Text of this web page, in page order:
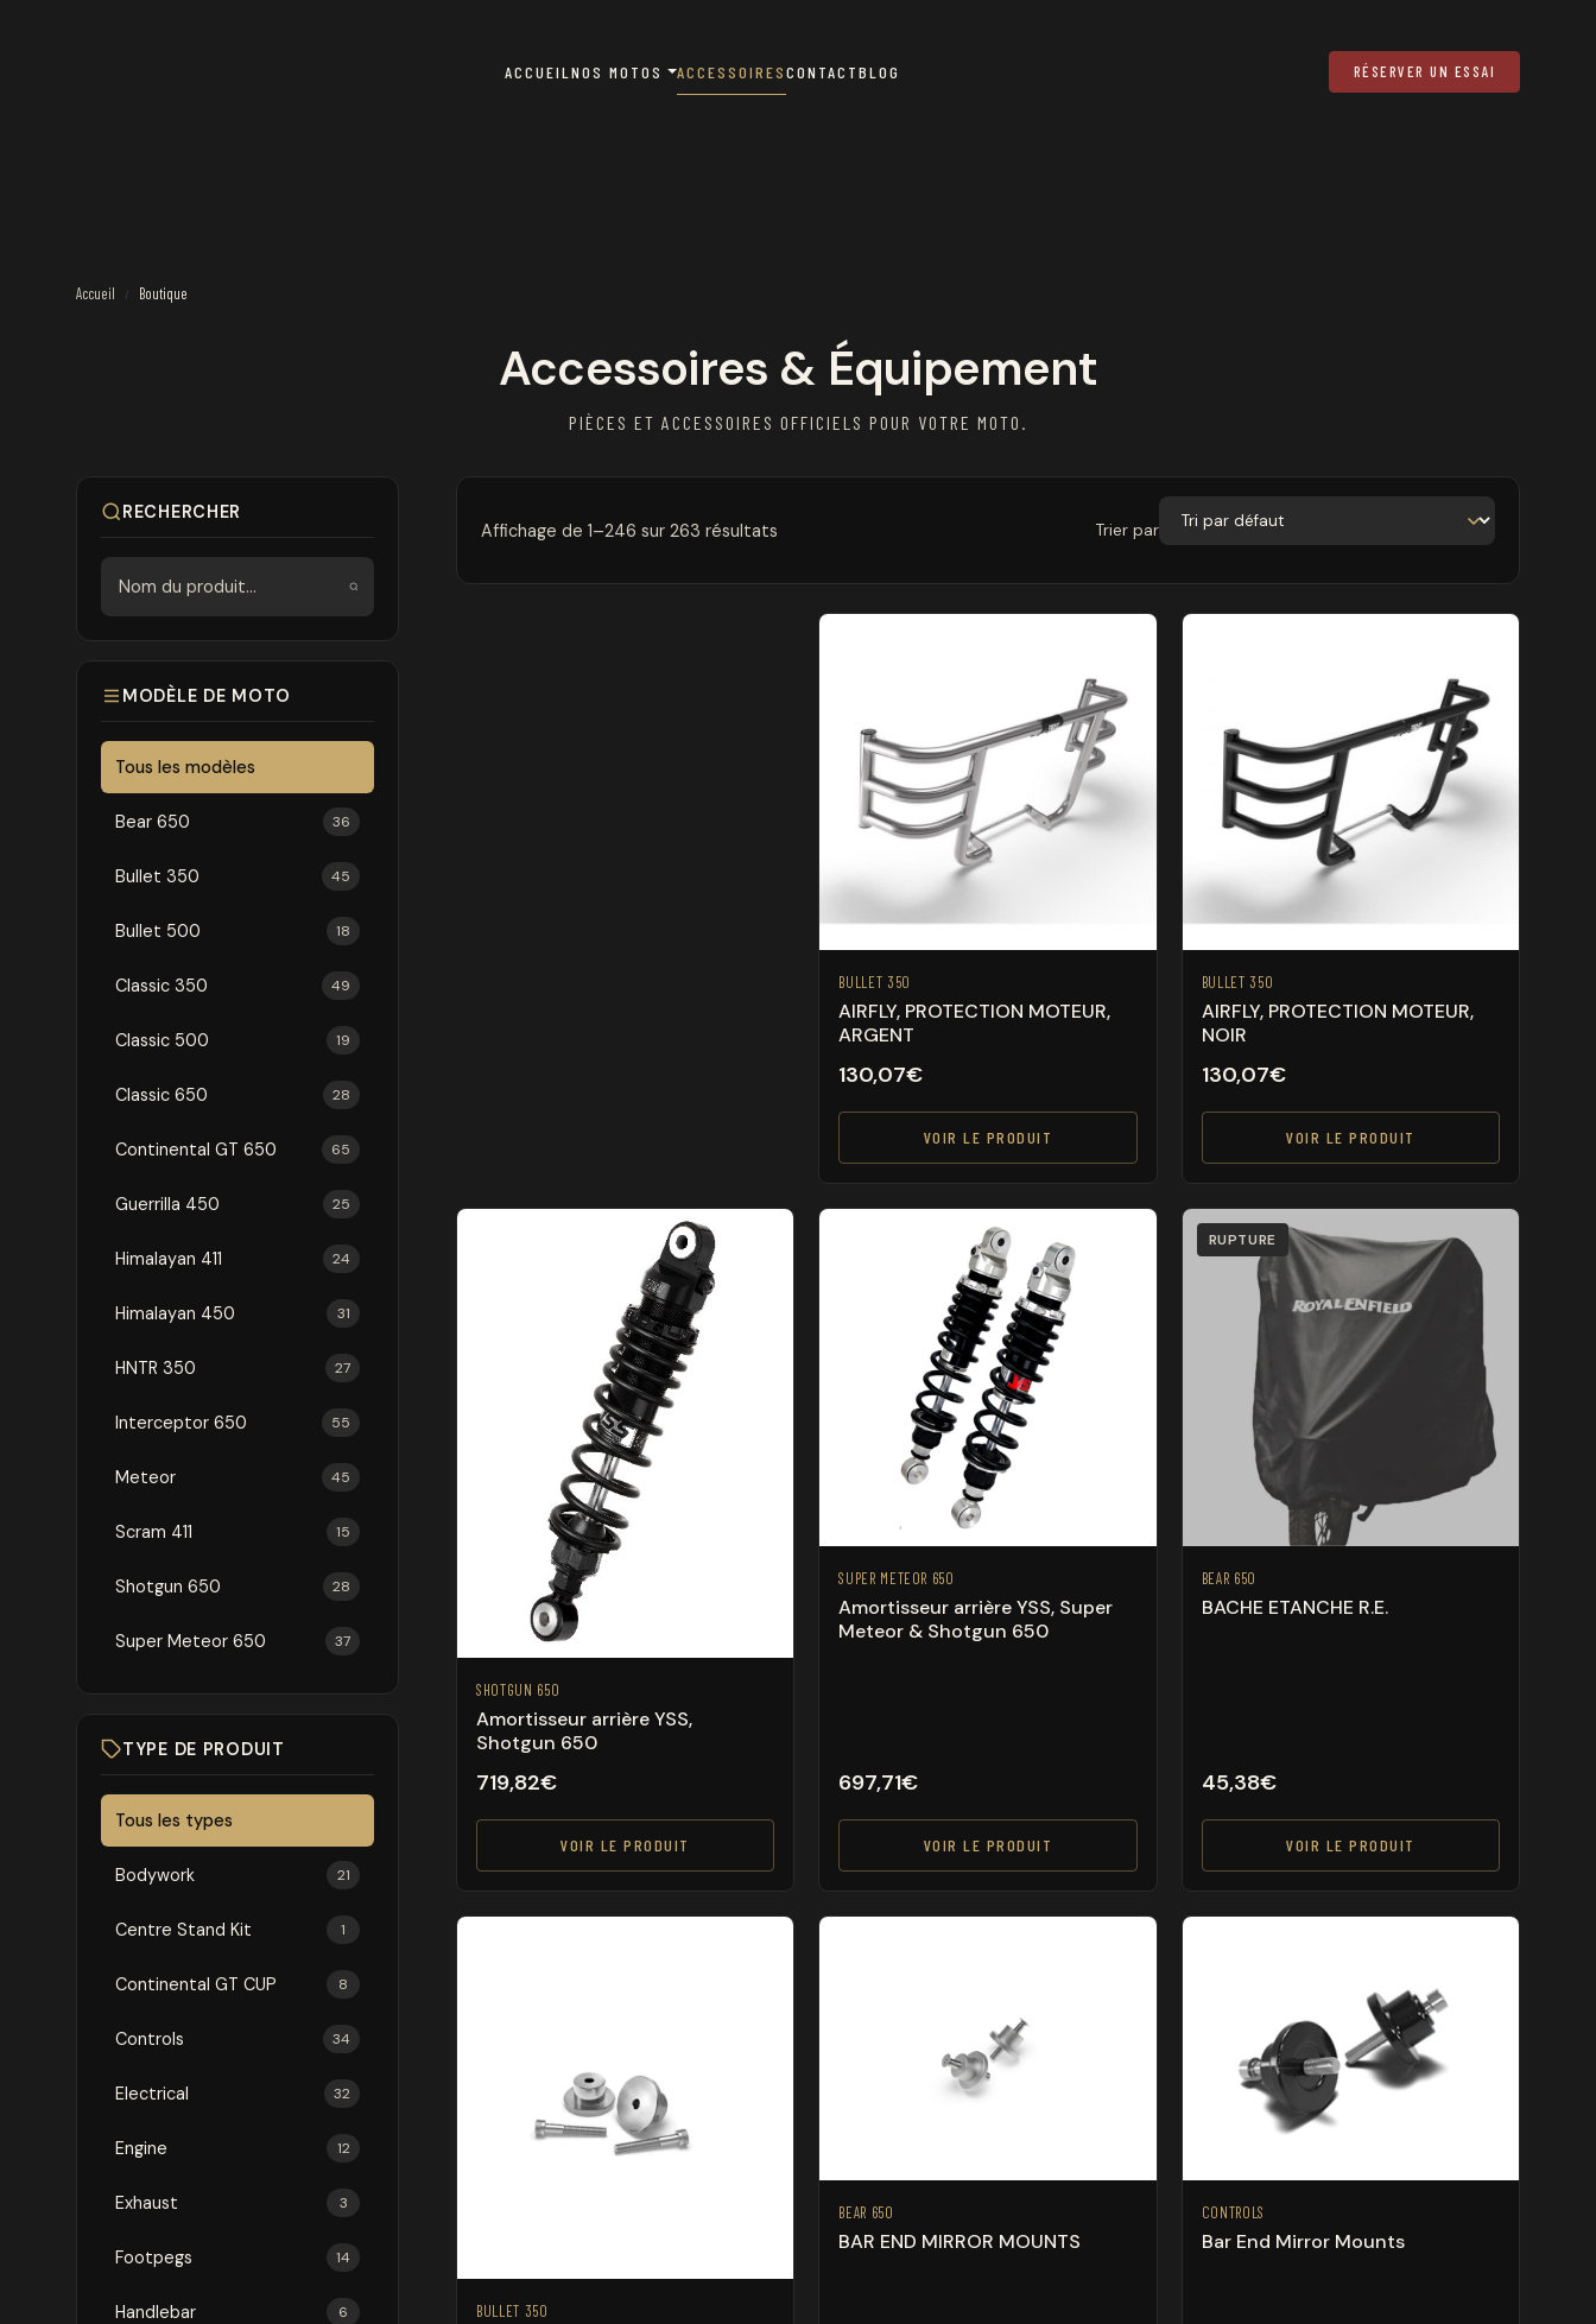
ACCUEILNOS MOTOS ACCESSOIRESCONTACTBLOG RÉSERVER UN ESSAI
Accueil / Boutique
Accessoires & Équipement
PIÈCES ET ACCESSOIRES OFFICIELS POUR VOTRE MOTO.
RECHERCHER
MODÈLE DE MOTO
Tous les modèles
Bear 650 36
Bullet 350 45
Bullet 500 18
Classic 350 49
Classic 500 19
Classic 650 28
Continental GT 650 65
Guerrilla 450 25
Himalayan 411 24
Himalayan 450 31
HNTR 350 27
Interceptor 650 55
Meteor 45
Scram 411 15
Shotgun 650 28
Super Meteor 650 37
TYPE DE PRODUIT
Tous les types
Bodywork 21
Centre Stand Kit 1
Continental GT CUP 8
Controls 34
Electrical 32
Engine 12
Exhaust 3
Footpegs 14
Handlebar 6
Affichage de 1–246 sur 263 résultats Trier par
BULLET 350
AIRFLY, PROTECTION MOTEUR,
ARGENT
130,07€
VOIR LE PRODUIT
BULLET 350
AIRFLY, PROTECTION MOTEUR,
NOIR
130,07€
VOIR LE PRODUIT
SHOTGUN 650
Amortisseur arrière YSS,
Shotgun 650
719,82€
VOIR LE PRODUIT
SUPER METEOR 650
Amortisseur arrière YSS, Super
Meteor & Shotgun 650
697,71€
VOIR LE PRODUIT
RUPTURE
BEAR 650
BACHE ETANCHE R.E.
45,38€
VOIR LE PRODUIT
BULLET 350
BEAR 650
BAR END MIRROR MOUNTS
CONTROLS
Bar End Mirror Mounts